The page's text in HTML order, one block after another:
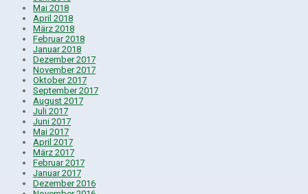
Mai 2018
April 2018
März 2018
Februar 2018
Januar 2018
Dezember 2017
November 2017
Oktober 2017
September 2017
August 2017
Juli 2017
Juni 2017
Mai 2017
April 2017
März 2017
Februar 2017
Januar 2017
Dezember 2016